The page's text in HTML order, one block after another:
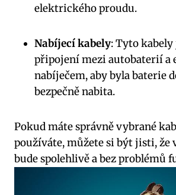
elektrického proudu.
Nabíjecí kabely: Tyto
připojení mezi autobaterií a
nabíječem, aby byla baterie
bezpečně nabita.
Pokud máte správně vybrané
používáte, můžete si být jisti, že
bude spolehlivě a bez problémů